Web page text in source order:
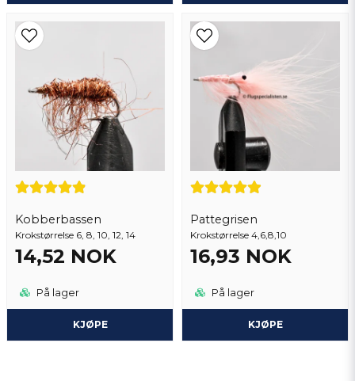
Kobberbassen
Krokstørrelse 6, 8, 10, 12, 14
14,52 NOK
På lager
KJØPE
Pattegrisen
Krokstørrelse 4,6,8,10
16,93 NOK
På lager
KJØPE
3 år siden